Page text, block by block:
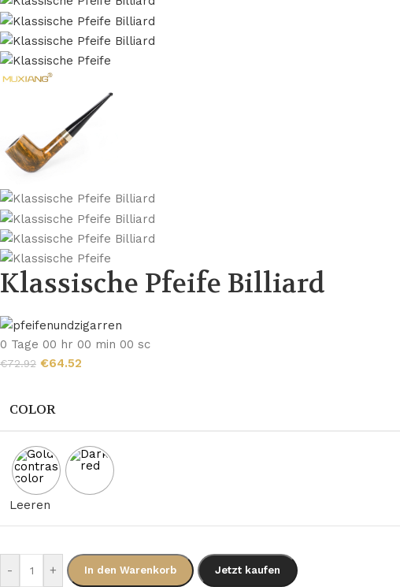
Klassische Pfeife Billiard
0 Tage 00 hr 00 min 00 sc
€72.92 €64.52
COLOR
Leeren
- + In den Warenkorb Jetzt kaufen